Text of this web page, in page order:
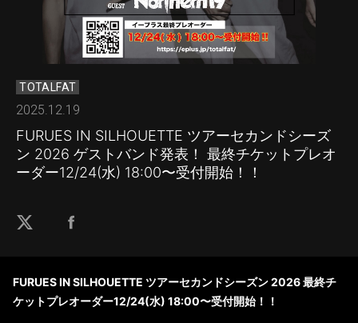
TOTALFAT
2025.12.19
FURUES IN SILHOUETTE ツアーセカンドシーズ
ン 2026 ゲストバンド発表！ 最終チケットプレオ
ーダー12/24(水) 18:00〜受付開始！！
FURUES IN SILHOUETTE ツアーセカンドシーズン 2026 最終チ
ケットプレオーダー12/24(水) 18:00〜受付開始！！